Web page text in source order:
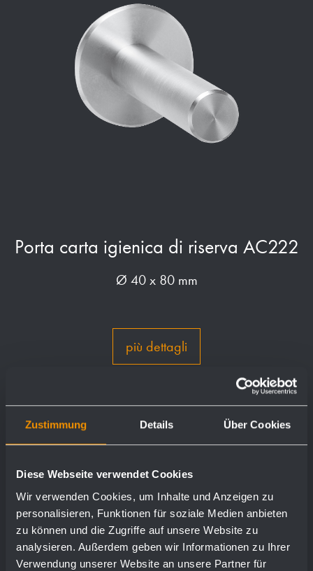
Zustimmung Details Über Cookies
Diese Webseite verwendet Cookies
Wir verwenden Cookies, um Inhalte und Anzeigen zu
personalisieren, Funktionen für soziale Medien anbieten
zu können und die Zugriffe auf unsere Website zu
analysieren. Außerdem geben wir Informationen zu Ihrer
Verwendung unserer Website an unsere Partner für
Porta carta igienica di riserva AC222
Ø 40 x 80 mm
più dettagli